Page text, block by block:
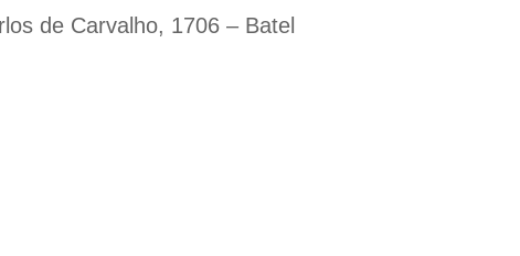
de Carvalho, 1706 – Batel